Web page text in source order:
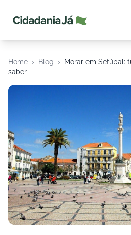
Home › Blog ›
Morar em Setúbal:
saber